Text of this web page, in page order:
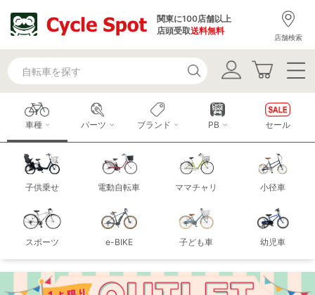
関東に100店舗以上
店頭受取送料無料
店舗検索
車種
子供乗せ 電動自転車 ママチャリ 小径車
スポーツ e-BIKE 子ども車 幼児車
パーツ ブランド PB セール